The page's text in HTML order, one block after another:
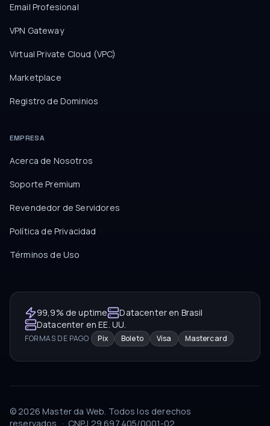
Email Profesional
VPN Gateway
Virtual Private Cloud (VPC)
Marketplace
Registro de Dominios
EMPRESA
Acerca de Nosotros
Soporte Premium
Revendedor de Servidores
Política de Privacidad
Términos de Uso
99,9% de uptime
Datacenter en Brasil
Datacenter en EE. UU.
FORMAS DE PAGO Pix Boleto Visa Mastercard
© 2026 Master da Web. Todos los derechos
reservados.
· CNPJ 29.697.405/0001-02